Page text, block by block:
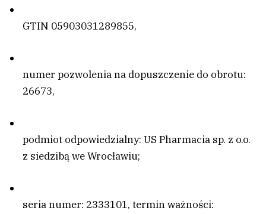
GTIN 05903031289855,
numer pozwolenia na dopuszczenie do obrotu:
26673,
podmiot odpowiedzialny: US Pharmacia sp. z o.o.
z siedzibą we Wrocławiu;
seria numer: 2333101, termin ważności: